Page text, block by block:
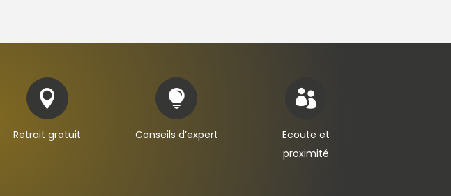

Retrait gratuit

Conseils d’expert

Ecoute et
proximité